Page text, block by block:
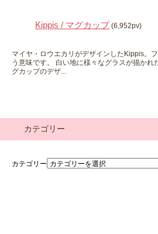
Kippis / マグカップ (6,952pv)
マイヤ・ロウエカリがデザインしたKippis。
う意味です。 白い地に様々なグラスが描かれ
グカップのデザ...
カテゴリー
カテゴリー